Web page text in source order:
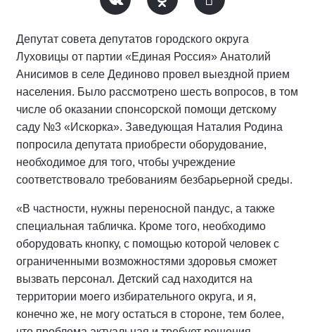
Депутат совета депутатов городского округа
Луховицы от партии «Единая Россия» Анатолий
Анисимов в селе Дединово провел выездной прием
населения. Было рассмотрено шесть вопросов, в том
числе об оказании спонсорской помощи детскому
саду №3 «Искорка». Заведующая Наталия Родина
попросила депутата приобрести оборудование,
необходимое для того, чтобы учреждение
соответствовало требованиям безбарьерной среды.
«В частности, нужны переносной пандус, а также
специальная табличка. Кроме того, необходимо
оборудовать кнопку, с помощью которой человек с
ограниченными возможностями здоровья сможет
вызвать персонал. Детский сад находится на
территории моего избирательного округа, и я,
конечно же, не могу остаться в стороне, тем более,